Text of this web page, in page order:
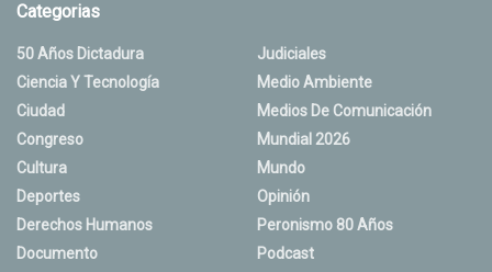
Categorias
50 Años Dictadura
Ciencia Y Tecnología
Ciudad
Congreso
Cultura
Deportes
Derechos Humanos
Documento
Judiciales
Medio Ambiente
Medios De Comunicación
Mundial 2026
Mundo
Opinión
Peronismo 80 Años
Podcast